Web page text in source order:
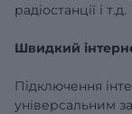
радіостанції і т.д.
Швидкий
Підключення
універсальним